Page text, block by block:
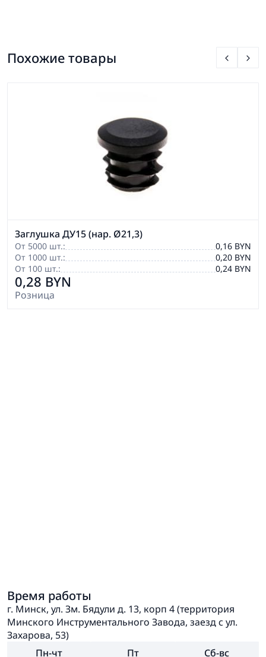
Похожие товары
Заглушка ДУ15 (нар. Ø21,3)
От 5000 шт.:
0,16 BYN
От 1000 шт.:
0,20 BYN
От 100 шт.:
0,24 BYN
0,28 BYN
Розница
Время работы
г. Минск, ул. Зм. Бядули д. 13, корп 4 (территория
Минского Инструментального Завода, заезд с ул.
Захарова, 53)
Пн-чт
Пт Сб-вс